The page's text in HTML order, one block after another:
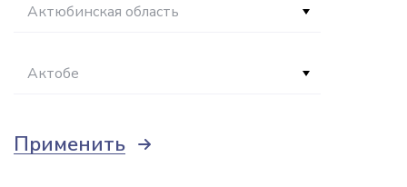
Актюбинская область
Актобе
Применить